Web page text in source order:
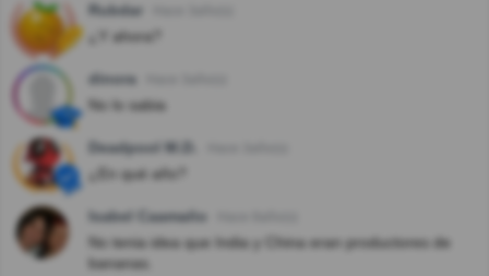
Rubdar
¿Y ahora?
dinora
No lo sabia
Deadpool M.D.
¿En qué año?
Isabel Caamaño
No tenia idea que India y China eran productores de
bananas.